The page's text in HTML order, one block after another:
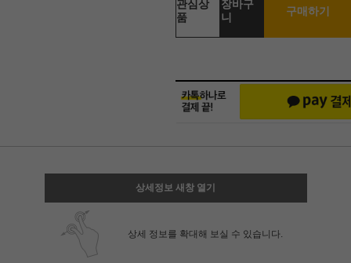
관심상
품
장바구
니
구매하기
상세정보 새창 열기
상세 정보를 확대해 보실 수 있습니다.